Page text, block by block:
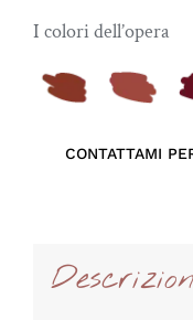
I colori dell’opera
CONTATTAMI